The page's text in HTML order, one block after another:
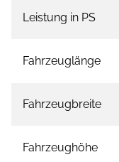
Leistung in PS
Fahrzeuglänge
Fahrzeugbreite
Fahrzeughöhe